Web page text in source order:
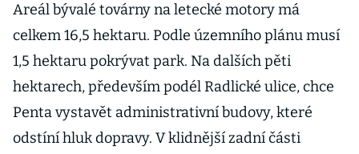
Areál bývalé továrny na letecké motory má
celkem 16,5 hektaru. Podle územního plánu musí
1,5 hektaru pokrývat park. Na dalších pěti
hektarech, především podél Radlické ulice, chce
Penta vystavět administrativní budovy, které
odstíní hluk dopravy. V klidnější zadní části